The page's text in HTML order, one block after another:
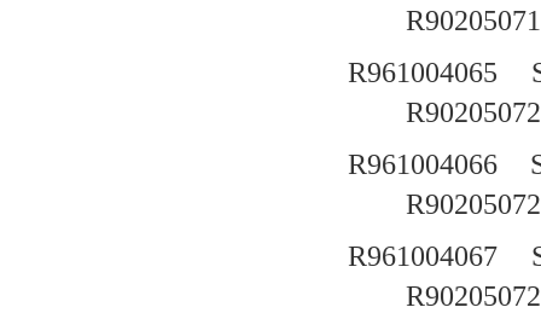
R961004065
R961004066
R961004067